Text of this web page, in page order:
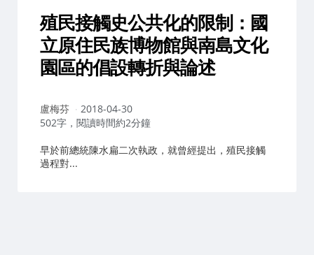
殖民接觸史公共化的限制：國
立原住民族博物館與南島文化
園區的倡設轉折與論述
作
者：
盧梅芬
2018-04-30
502字，閱讀時間約2分鐘
早於前總統陳水扁二次執政，就曾經提出，殖民接觸
過程對...